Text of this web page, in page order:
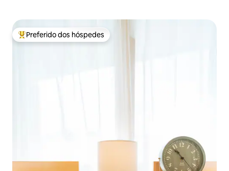
Entre os melhores preferidos dos hóspedes
Preferido dos hóspedes